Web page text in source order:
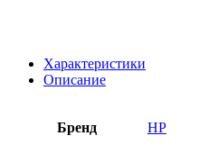
Характеристики
Описание
Бренд HP